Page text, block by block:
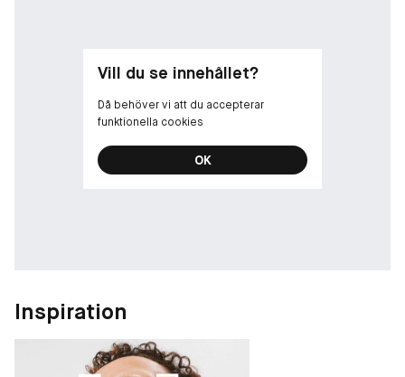
Vill du se innehållet?
Då behöver vi att du accepterar
funktionella cookies
OK
Inspiration